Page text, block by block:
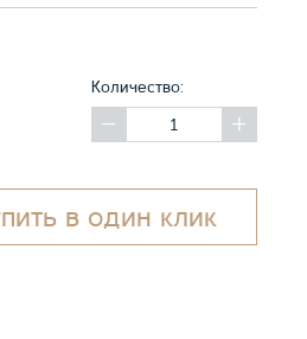
Количество:
в один клик